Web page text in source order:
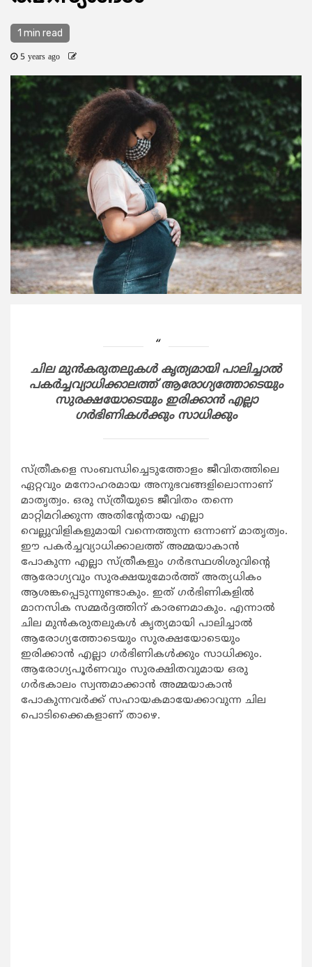
1 min read
5 years ago
ചില മുന്‍കരുതലുകള്‍ കൃത്യമായി പാലിച്ചാല്‍
പകര്‍ച്ചവ്യാധിക്കാലത്ത് ആരോഗ്യത്തോടെയും
സുരക്ഷയോടെയും ഇരിക്കാന്‍ എല്ലാ
ഗര്‍ഭിണികള്‍ക്കും സാധിക്കും
സ്ത്രീകളെ സംബന്ധിച്ചെടുത്തോളം ജീവിതത്തിലെ
ഏറ്റവും മനോഹരമായ അനുഭവങ്ങളിലൊന്നാണ്
മാതൃത്വം. ഒരു സ്ത്രീയുടെ ജീവിതം തന്നെ
മാറ്റിമറിക്കുന്ന അതിന്റേതായ എല്ലാ
വെല്ലുവിളികളുമായി വന്നെത്തുന്ന ഒന്നാണ് മാതൃത്വം.
ഈ പകര്‍ച്ചവ്യാധിക്കാലത്ത് അമ്മയാകാന്‍
പോകുന്ന എല്ലാ സ്ത്രീകളും ഗര്‍ഭസ്ഥശിശുവിന്റെ
ആരോഗ്യവും സുരക്ഷയുമോര്‍ത്ത് അത്യധികം
ആശങ്കപ്പെടുന്നുണ്ടാകും. ഇത് ഗര്‍ഭിണികളില്‍
മാനസിക സമ്മര്‍ദ്ദത്തിന് കാരണമാകും. എന്നാല്‍
ചില മുന്‍കരുതലുകള്‍ കൃത്യമായി പാലിച്ചാല്‍
ആരോഗ്യത്തോടെയും സുരക്ഷയോടെയും
ഇരിക്കാന്‍ എല്ലാ ഗര്‍ഭിണികള്‍ക്കും സാധിക്കും.
ആരോഗ്യപൂര്‍ണവും സുരക്ഷിതവുമായ ഒരു
ഗര്‍ഭകാലം സ്വന്തമാക്കാന്‍ അമ്മയാകാന്‍
പോകുന്നവര്‍ക്ക് സഹായകമായേക്കാവുന്ന ചില
പൊടിക്കൈകളാണ് താഴെ.